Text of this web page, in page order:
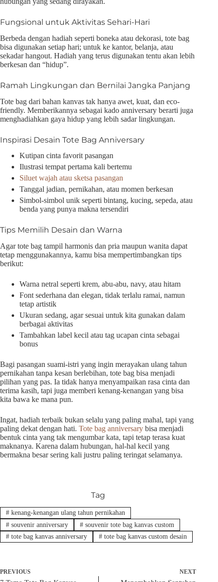
Fungsional untuk Aktivitas Sehari-Hari
Berbeda dengan hadiah seperti boneka atau dekorasi, tote bag
bisa digunakan setiap hari; untuk ke kantor, belanja, atau
sekadar hangout. Hadiah yang terus digunakan tentu akan lebih
berkesan dan “hidup”.
Ramah Lingkungan dan Bernilai Jangka Panjang
Tote bag dari bahan kanvas tak hanya awet, kuat, dan eco-
friendly. Memberikannya sebagai kado anniversary berarti juga
menghadiahkan gaya hidup yang lebih sadar lingkungan.
Inspirasi Desain Tote Bag Anniversary
Kutipan cinta favorit pasangan
Ilustrasi tempat pertama kali bertemu
Siluet wajah atau sketsa pasangan
Tanggal jadian, pernikahan, atau momen berkesan
Simbol-simbol unik seperti bintang, kucing, sepeda, atau
benda yang punya makna tersendiri
Tips Memilih Desain dan Warna
Agar tote bag tampil harmonis dan pria maupun wanita dapat
tetap menggunakannya, kamu bisa mempertimbangkan tips
berikut:
Warna netral seperti krem, abu-abu, navy, atau hitam
Font sederhana dan elegan, tidak terlalu ramai, namun
tetap artistik
Ukuran sedang, agar sesuai untuk kita gunakan dalam
berbagai aktivitas
Tambahkan label kecil atau tag ucapan cinta sebagai
bonus
Bagi pasangan suami-istri yang ingin merayakan ulang tahun
pernikahan tanpa kesan berlebihan, tote bag bisa menjadi
pilihan yang pas. Ia tidak hanya menyampaikan rasa cinta dan
terima kasih, tapi juga memberi kenang-kenangan yang bisa
kita bawa ke mana pun.
Ingat, hadiah terbaik bukan selalu yang paling mahal, tapi yang
paling dekat dengan hati. Tote bag anniversary bisa menjadi
bentuk cinta yang tak mengumbar kata, tapi tetap terasa kuat
maknanya. Karena dalam hubungan, hal-hal kecil yang
bermakna besar sering kali justru paling teringat selamanya.
Tag
#kenang-kenangan ulang tahun pernikahan
#souvenir anniversary #souvenir tote bag kanvas custom
#tote bag kanvas anniversary #tote bag kanvas custom desain
PREVIOUS NEXT